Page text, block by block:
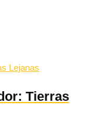
Tierras